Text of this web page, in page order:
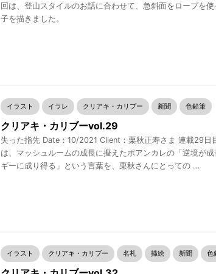
回は、登山スタイルのお話に合わせて、急斜面をロープを
子を描きました。
イラスト イラレ クリアキ・カリブー 新聞 色鉛筆
クリアキ・カリブーvol.29
失った指先 Date：10/2021 Client：栗秋正寿さま 連載29日
は、マッシュルームの成長に擬えたポアンカレの「逆境が
ギーに成り得る」という言葉を、栗秋さんにとっての ...
イラスト クリアキ・カリブー 名札 挿絵 新聞 色